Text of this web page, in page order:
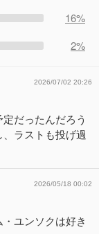
16%
2%
2026/07/02 20:26
だったんだろう
ラストも投げ過
2026/05/18 00:02
ユンソクは好き